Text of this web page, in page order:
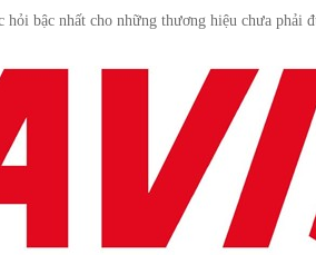
hỏi bậc nhất cho những thương hiệu chưa phải